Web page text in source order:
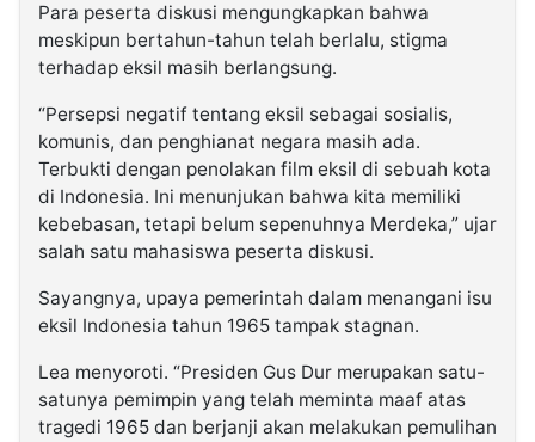
Para peserta diskusi mengungkapkan bahwa
meskipun bertahun-tahun telah berlalu, stigma
terhadap eksil masih berlangsung.
“Persepsi negatif tentang eksil sebagai sosialis,
komunis, dan penghianat negara masih ada.
Terbukti dengan penolakan film eksil di sebuah kota
di Indonesia. Ini menunjukan bahwa kita memiliki
kebebasan, tetapi belum sepenuhnya Merdeka,” ujar
salah satu mahasiswa peserta diskusi.
Sayangnya, upaya pemerintah dalam menangani isu
eksil Indonesia tahun 1965 tampak stagnan.
Lea menyoroti. “Presiden Gus Dur merupakan satu-
satunya pemimpin yang telah meminta maaf atas
tragedi 1965 dan berjanji akan melakukan pemulihan